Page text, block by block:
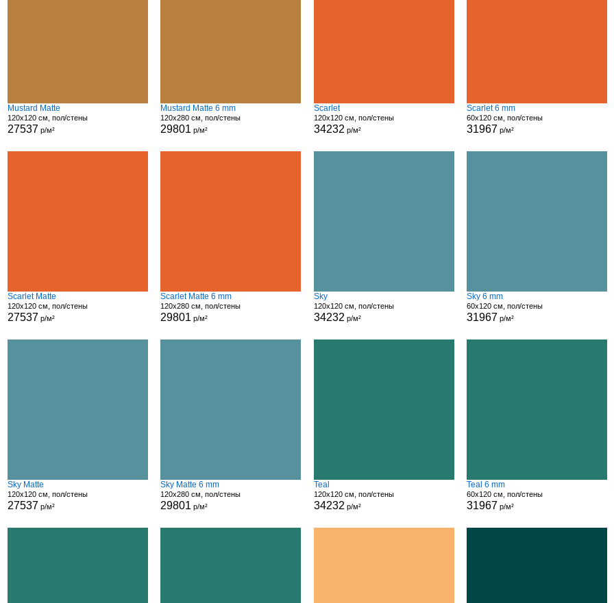
Mustard Matte
120x120 см, пол/стены
27537 р/м²
Mustard Matte 6 mm
120x280 см, пол/стены
29801 р/м²
Scarlet
120x120 см, пол/стены
34232 р/м²
Scarlet 6 mm
60x120 см, пол/стены
31967 р/м²
Scarlet Matte
120x120 см, пол/стены
27537 р/м²
Scarlet Matte 6 mm
120x280 см, пол/стены
29801 р/м²
Sky
120x120 см, пол/стены
34232 р/м²
Sky 6 mm
60x120 см, пол/стены
31967 р/м²
Sky Matte
120x120 см, пол/стены
27537 р/м²
Sky Matte 6 mm
120x280 см, пол/стены
29801 р/м²
Teal
120x120 см, пол/стены
34232 р/м²
Teal 6 mm
60x120 см, пол/стены
31967 р/м²